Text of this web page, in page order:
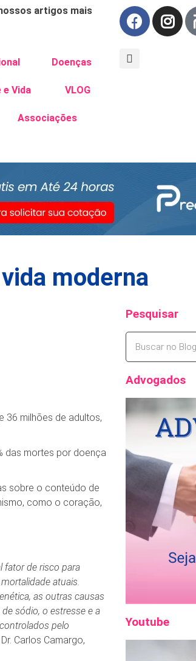
artigos mais
Doenças
e Vida VLOG
Associações
moderna
36 milhões de adultos,
das mortes por doença
sobre o conteúdo de
como o coração,
fator de risco para
atuais.
as outras causas
sódio, o estresse e a
pelo
Carlos Camargo,
Pesquisar
Advogados
Youtube